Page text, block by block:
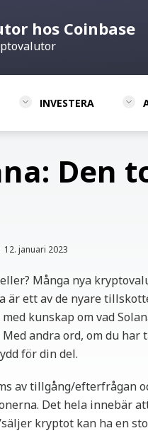
INVESTERA
Den
12. januari 2023
Många nya
är ett av de nyare
kunskap om vad
andra ord, om du har
för din del.
av tillgång/efterfrågan
Det hela innebär
kryptot kan ha en
hos Coinbase